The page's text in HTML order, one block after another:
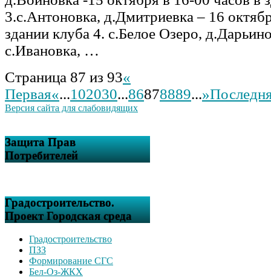
3.с.Антоновка, д.Дмитриевка – 16
здании клуба 4. с.Белое Озеро,
с.Ивановка, …
Страница 87 из 93«
Первая«...102030...86878889...»
Версия сайта для слабовидящих
Защита Прав
Потребителей
Градостроительство.
Проект Городская среда
Градостроительство
ПЗЗ
Формирование СГС
Бел-Оз-ЖКХ